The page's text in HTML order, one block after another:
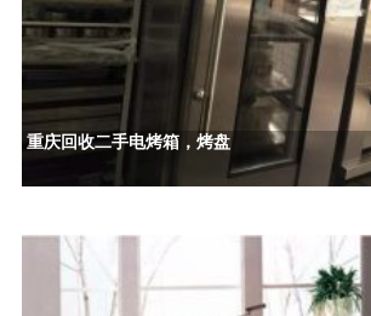
重庆回收二手电烤箱，烤盘